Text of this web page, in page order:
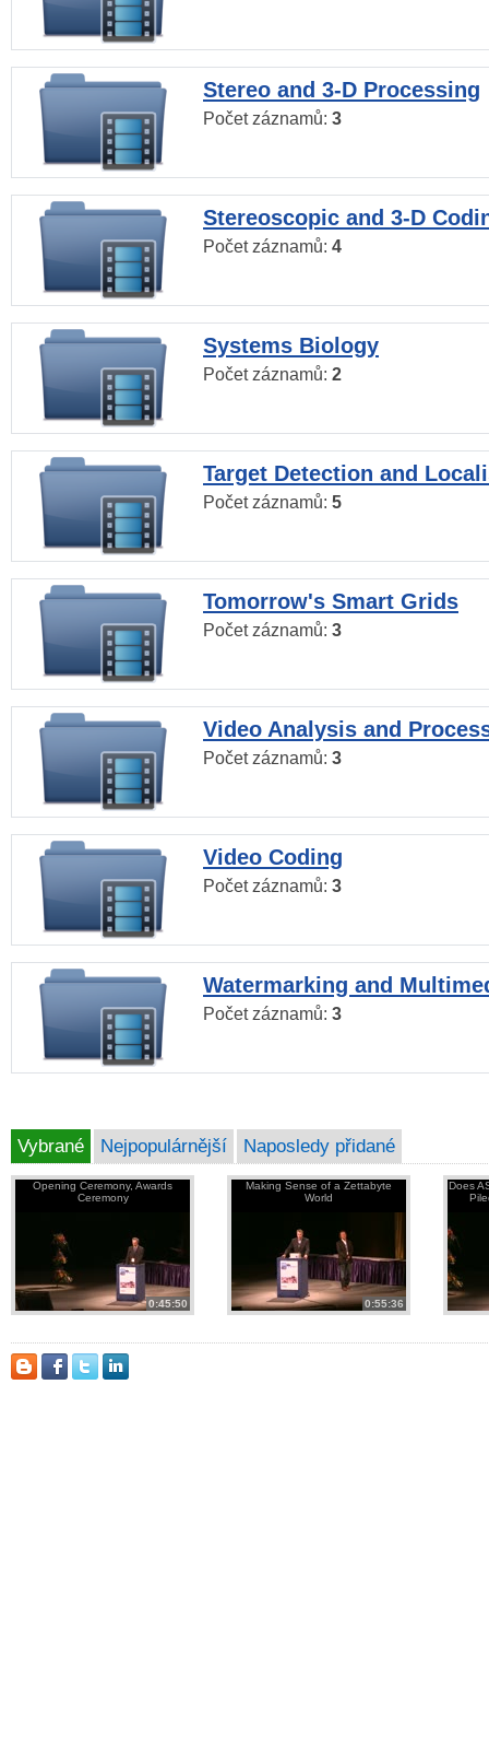
Stereo and 3-D Processing
Počet záznamů: 3
Stereoscopic and 3-D
Počet záznamů: 4
Systems Biology
Počet záznamů: 2
Target Detection and
Počet záznamů: 5
Tomorrow's Smart Grids
Počet záznamů: 3
Video Analysis and
Počet záznamů: 3
Video Coding
Počet záznamů: 3
Watermarking and
Počet záznamů: 3
Vybrané Nejpopulárnější Naposledy přidané
Opening Ceremony, Awards
Ceremony
0:45:50
Making Sense of a Zettabyte
World
0:55:36
Does